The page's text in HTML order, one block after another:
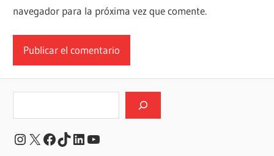
navegador para la próxima vez que comente.
Instagram
X Facebook
TikTok
LinkedIn
YouTube